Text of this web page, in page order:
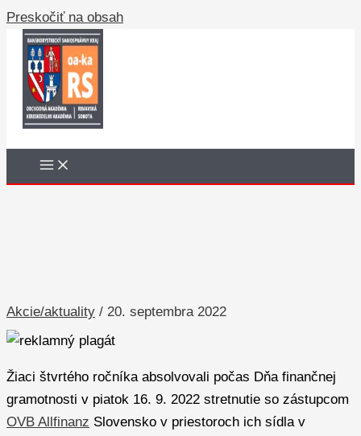
Preskočiť na obsah
Akcie/aktuality / 20. septembra 2022
Žiaci štvrtého ročníka absolvovali počas Dňa finančnej
gramotnosti v piatok 16. 9. 2022 stretnutie so zástupcom
OVB Allfinanz Slovensko v priestoroch ich sídla v